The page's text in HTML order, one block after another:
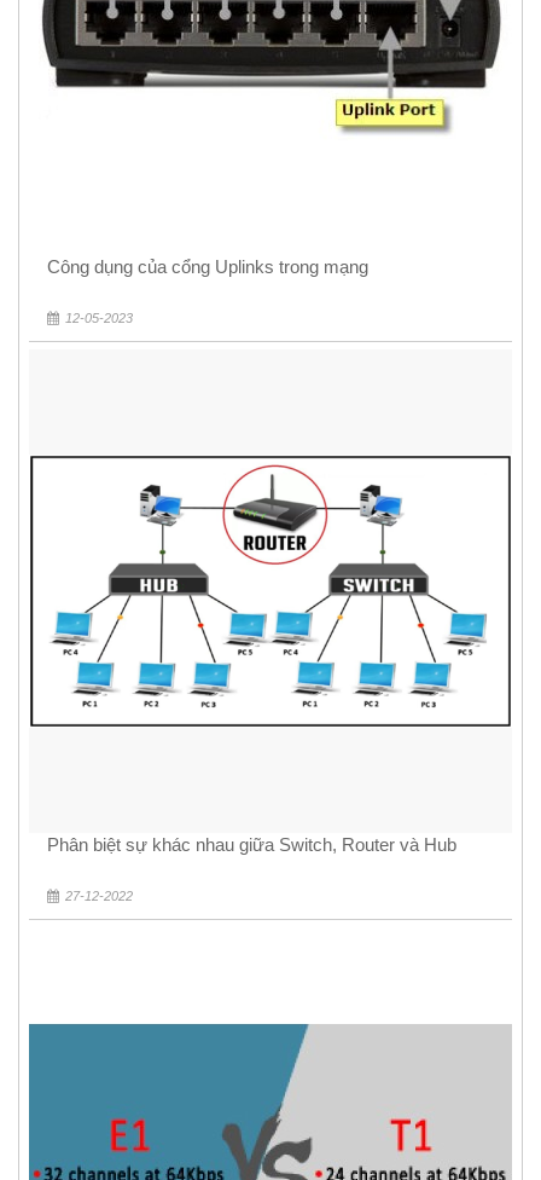
Công dụng của cổng Uplinks trong mạng
12-05-2023
Phân biệt sự khác nhau giữa Switch, Router và Hub
27-12-2022